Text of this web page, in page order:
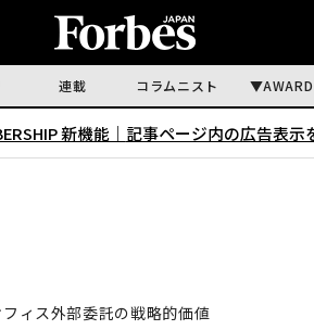
連載 コラムニスト AWARD
新機能｜ 記事ページ内の広告表示
ィス外部委託の戦略的価値